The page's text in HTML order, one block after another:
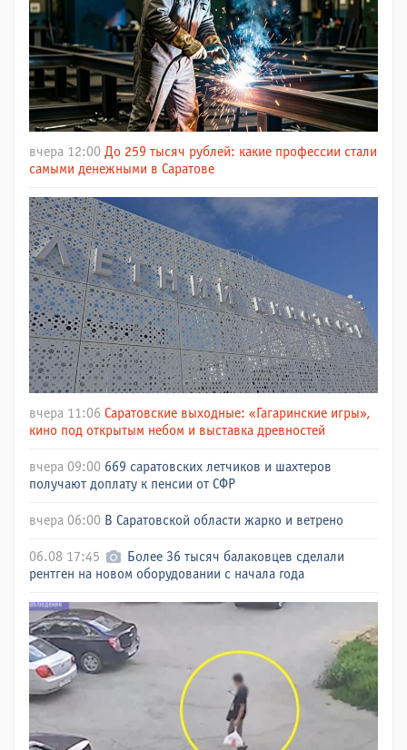
вчера 12:00 До 259 тысяч рублей: какие профессии стали
самыми денежными в Саратове
вчера 11:06 Саратовские выходные: «Гагаринские игры»,
кино под открытым небом и выставка древностей
вчера 09:00 669 саратовских летчиков и шахтеров
получают доплату к пенсии от СФР
вчера 06:00 В Саратовской области жарко и ветрено
06.08 17:45
Более 36 тысяч балаковцев сделали
рентген на новом оборудовании с начала года